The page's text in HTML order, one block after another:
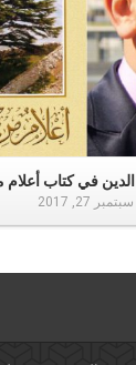
في كتاب أعلام
سبتمبر 27, 2017